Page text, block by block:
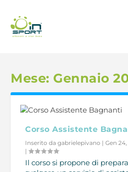
Mese: Gennaio
Corso Assistente
Inserito dagabrielepivano |Gen
|
Il corso si propone di